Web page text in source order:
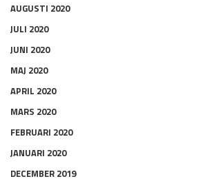
AUGUSTI 2020
JULI 2020
JUNI 2020
MAJ 2020
APRIL 2020
MARS 2020
FEBRUARI 2020
JANUARI 2020
DECEMBER 2019